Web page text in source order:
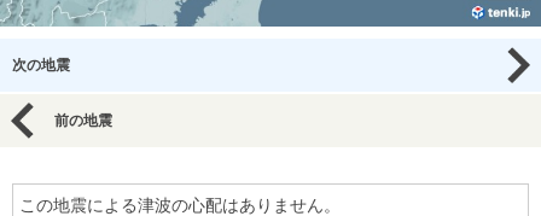
次の地震
前の地震
この地震による津波の心配はありません。